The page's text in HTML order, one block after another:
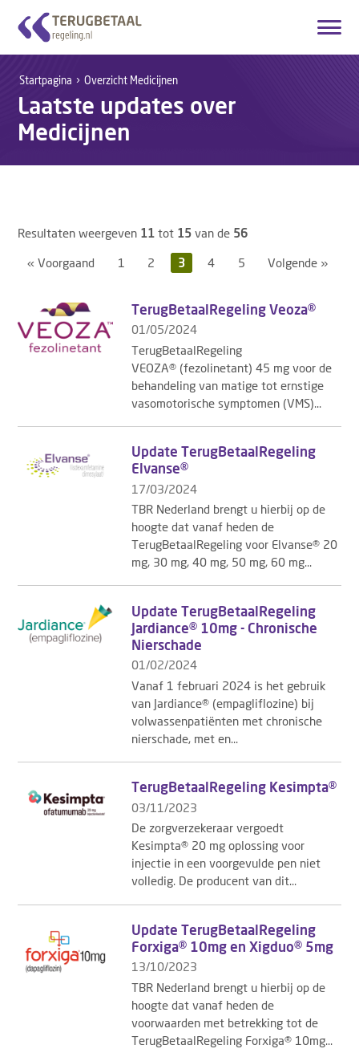
Nederlands
Startpagina
Startpagina Overzicht Medicijnen
Laatste updates over
Medicijnen
Resultaten weergeven 11 tot 15 van de 56
« Voorgaand 1 2 3 4 5 Volgende »
TerugBetaalRegeling Veoza®
01/05/2024
TerugBetaalRegeling
VEOZA® (fezolinetant) 45 mg voor de
behandeling van matige tot ernstige
vasomotorische symptomen (VMS)...
Update TerugBetaalRegeling
Elvanse®
17/03/2024
TBR Nederland brengt u hierbij op de
hoogte dat vanaf heden de
TerugBetaalRegeling voor Elvanse® 20
mg, 30 mg, 40 mg, 50 mg, 60 mg...
Update TerugBetaalRegeling
Jardiance® 10mg - Chronische
Nierschade
01/02/2024
Vanaf 1 februari 2024 is het gebruik
van Jardiance® (empagliflozine) bij
volwassenpatiënten met chronische
nierschade, met en...
TerugBetaalRegeling Kesimpta®
03/11/2023
De zorgverzekeraar vergoedt
Kesimpta® 20 mg oplossing voor
injectie in een voorgevulde pen niet
volledig. De producent van dit...
Update TerugBetaalRegeling
Forxiga® 10mg en Xigduo® 5mg
13/10/2023
TBR Nederland brengt u hierbij op de
hoogte dat vanaf heden de
voorwaarden met betrekking tot de
TerugBetaalRegeling Forxiga® 10mg...